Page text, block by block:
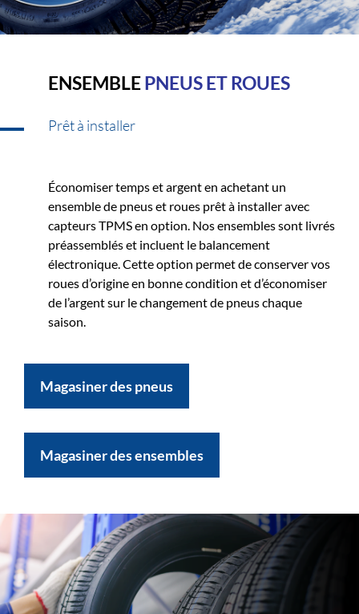
ENSEMBLEPNEUS ET ROUES
Prêt à installer
Économiser temps et argent en achetant un
ensemble de pneus et roues prêt à installer avec
capteurs TPMS en option. Nos ensembles sont livrés
préassemblés et incluent le balancement
électronique. Cette option permet de conserver vos
roues d’origine en bonne condition et d’économiser
de l’argent sur le changement de pneus chaque
saison.
Magasiner des pneus
Magasiner des ensembles